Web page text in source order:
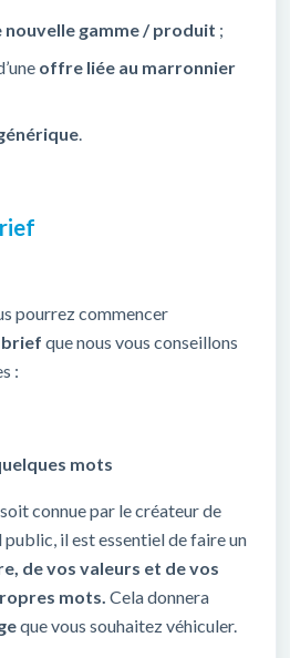
nouvelle gamme / produit ;
offre liée au marronnier
pourrez commencer
que nous vous conseillons
:
mots
connue par le créateur de
il est essentiel de faire un
de vos valeurs et de vos
mots. Cela donnera
que vous souhaitez véhiculer.